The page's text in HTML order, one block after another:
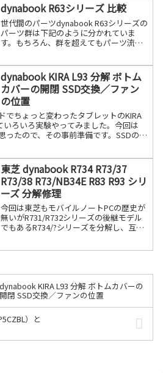
dynabook R63シリーズ 比較
世代間のパーツdynabook R63シリーズの
パーツ群は下記のように分かれていま
す。もちろん、群を超えてもパーツ流用
ければなりません。下記を見て頂いても
解りますが、群続きを読む
dynabook KIRA L93 分解 ボトム
カバーの開閉 SSD交換／ファン
の位置
でちょっと変わったタブレットのKIRA
ろいろ実験やってみました。今回は
ったので、その事前準備です。SSDの位
東芝 dynabook R734 R73/37
R73/38 R73/NB34E R83 R93 シリ
ーズ 分解修理
今回は東芝もモバイルノートPCの歴史が
無いがR731/R732シリーズの後継モデル
でもあるR734/?シリーズを分解し、互換
dynabook KIRA L93 分解 ボトムカバーの
開閉 SSD交換／ファンの位置
）と